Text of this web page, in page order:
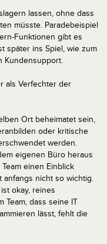
lassen, ohne dass
müsste. Paradebeispiel
Funktionen gibt es
später ins Spiel, wie zum
Kundensupport.
als Verfechter der
Ort beheimatet sein,
oder kritische
werden.
eigenen Büro heraus
einen Einblick
anfangs nicht so wichtig.
okay, reines
Team, dass seine IT
lässt, fehlt die